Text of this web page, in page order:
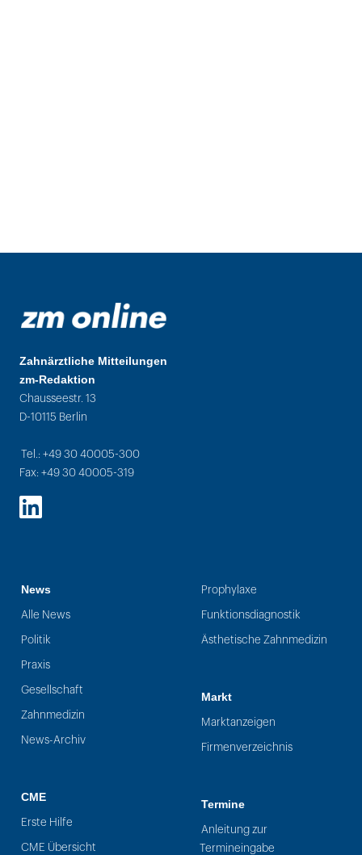
Zahnärztliche Mitteilungen
zm-Redaktion
Chausseestr. 13
D-10115 Berlin
Tel.: +49 30 40005-300
Fax: +49 30 40005-319
LinkedIn
News
Alle News
Politik
Praxis
Gesellschaft
Zahnmedizin
News-Archiv
CME
Erste Hilfe
CME Übersicht
Prophylaxe
Funktionsdiagnostik
Ästhetische Zahnmedizin
Markt
Marktanzeigen
Firmenverzeichnis
Termine
Anleitung zur
Termineingabe